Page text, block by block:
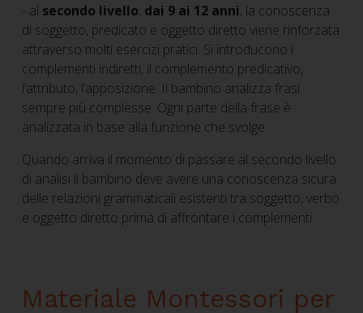
- al secondo livello, dai 9 ai 12 anni, la conoscenza
di soggetto, predicato e oggetto diretto viene rinforzata
attraverso molti esercizi pratici. Si introducono i
complementi indiretti, il complemento predicativo,
l’attributo, l’apposizione. Il bambino analizza frasi
sempre più complesse. Ogni parte della frase è
analizzata in base alla funzione che svolge.
Quando arriva il momento di passare al secondo livello
di analisi il bambino deve avere una conoscenza sicura
delle relazioni grammaticali esistenti tra soggetto, verbo
e oggetto diretto prima di affrontare i complementi.
Materiale Montessori per